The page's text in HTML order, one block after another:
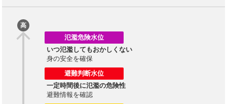
高
氾濫危険水位
いつ氾濫してもおかしくない
身の安全を確保
避難判断水位
一定時間後に氾濫の危険性
避難情報を確認